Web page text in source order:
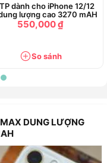
dành cho iPhone 12/12
lượng cao 3270 mAH
550,000 ₫
So sánh
DUNG LƯỢNG